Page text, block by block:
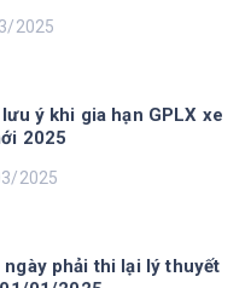
2025
ý khi gia hạn GPLX xe
2025
2025
ngày phải thi lại lý thuyết